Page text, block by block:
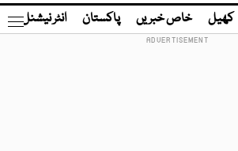
کھیل خاص خبریں پاکستان انٹر نیشنل